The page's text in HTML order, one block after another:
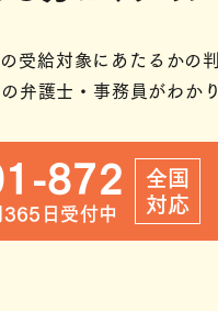
受給対象にあたるかの
弁護士・事務員がわか
872
日受付中
全国
対応